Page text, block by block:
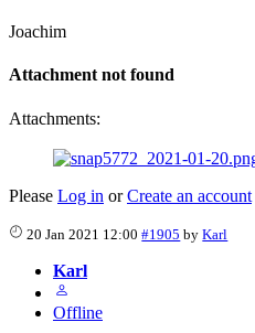
Joachim
Attachment not found
Attachments:
Please Log in orCreate an account
20 Jan 2021 12:00 #1905 byKarl
Karl
Offline